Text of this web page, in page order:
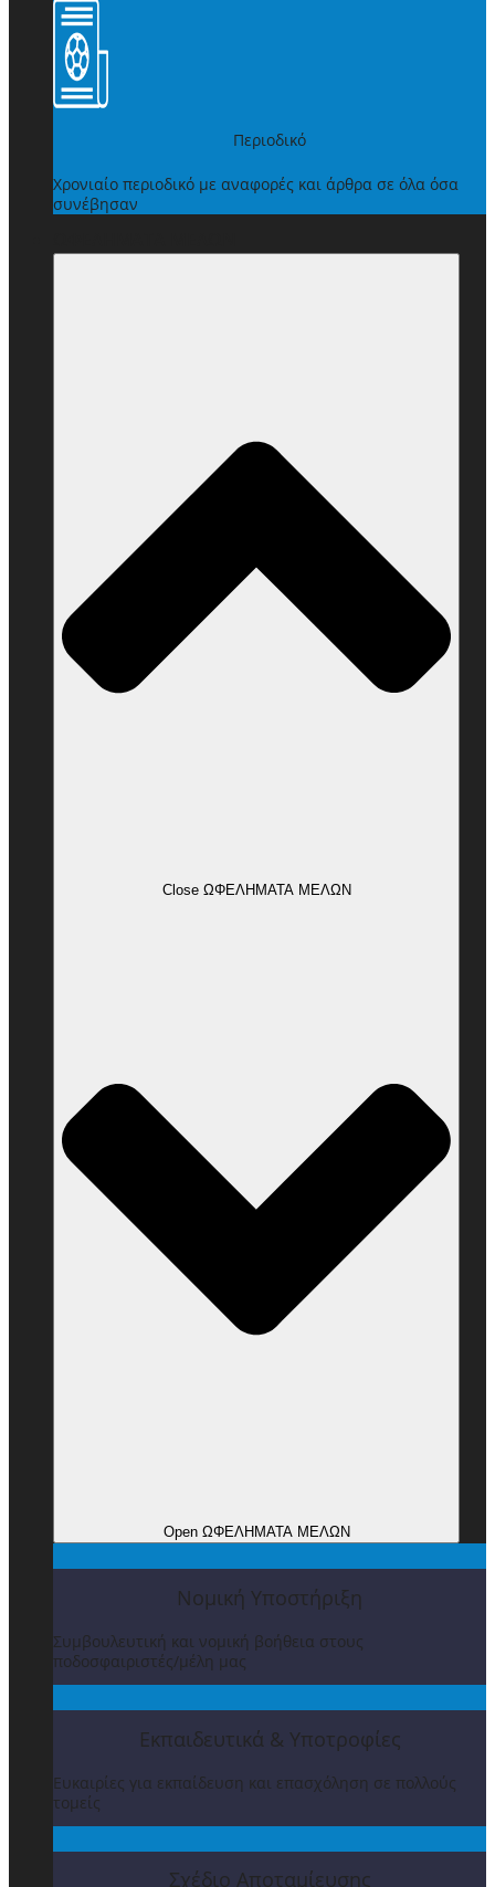
Περιοδικό
Χρονιαίο περιοδικό με αναφορές και άρθρα σε όλα όσα
συνέβησαν
Close ΩΦΕΛΗΜΑΤΑ ΜΕΛΩΝ
Open ΩΦΕΛΗΜΑΤΑ ΜΕΛΩΝ
Νομική Υποστήριξη
Συμβουλευτική και νομική βοήθεια στους
ποδοσφαιριστές/μέλη μας
Εκπαιδευτικά & Υποτροφίες
Ευκαιρίες για εκπαίδευση και επασχόληση σε πολλούς
τομείς
Σχέδιο Αποταμίευσης